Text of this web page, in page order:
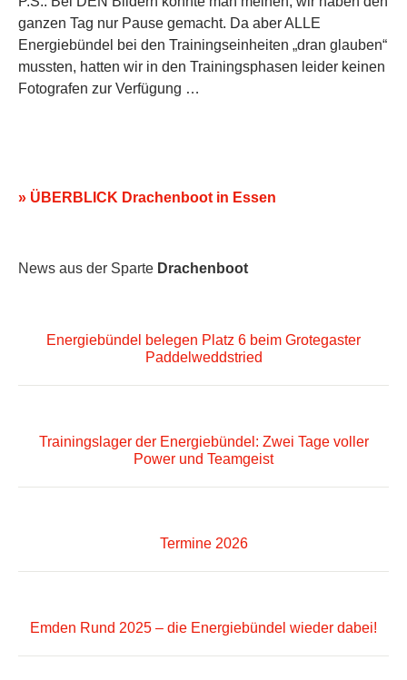
ganzen Tag nur Pause gemacht. Da aber ALLE
Energiebündel bei den Trainingseinheiten „dran glauben“
mussten, hatten wir in den Trainingsphasen leider keinen
Fotografen zur Verfügung …
» ÜBERBLICK Drachenboot in Essen
News aus der Sparte Drachenboot
Energiebündel belegen Platz 6 beim Grotegaster
Paddelweddstried
Trainingslager der Energiebündel: Zwei Tage voller
Power und Teamgeist
Termine 2026
Emden Rund 2025 – die Energiebündel wieder dabei!